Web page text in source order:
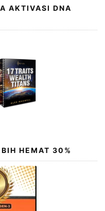
AKTIVASI DNA
HEMAT 30%